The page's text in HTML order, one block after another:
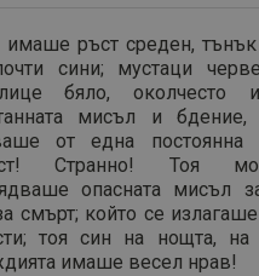
ръст среден, тънък
сини; мустаци
бяло, околчесто
мисъл и
от една постоянна
Странно! Тоя
опасната мисъл
смърт; който се
тоя син на нощта, на
имаше весел нрав!